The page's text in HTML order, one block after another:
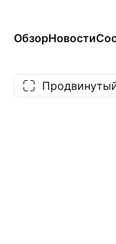
ОбзорНовости